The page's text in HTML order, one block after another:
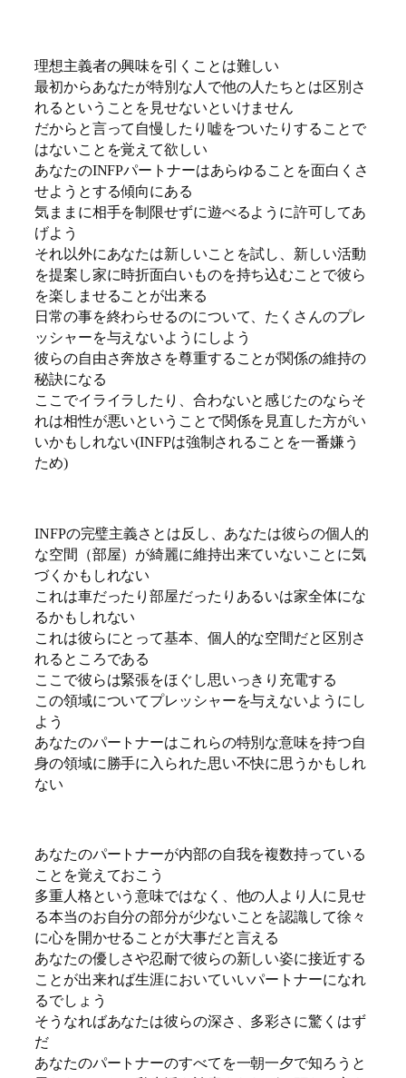
理想主義者の興味を引くことは難しい
最初からあなたが特別な人で他の人たちとは区別さ
れるということを見せないといけません
だからと言って自慢したり嘘をついたりすることで
はないことを覚えて欲しい
あなたのINFPパートナーはあらゆることを面白くさ
せようとする傾向にある
気ままに相手を制限せずに遊べるように許可してあ
げよう
それ以外にあなたは新しいことを試し、新しい活動
を提案し家に時折面白いものを持ち込むことで彼ら
を楽しませることが出来る
日常の事を終わらせるのについて、たくさんのプレ
ッシャーを与えないようにしよう
彼らの自由さ奔放さを尊重することが関係の維持の
秘訣になる
ここでイライラしたり、合わないと感じたのならそ
れは相性が悪いということで関係を見直した方がい
いかもしれない(INFPは強制されることを一番嫌う
ため)
INFPの完璧主義さとは反し、あなたは彼らの個人的
な空間（部屋）が綺麗に維持出来ていないことに気
づくかもしれない
これは車だったり部屋だったりあるいは家全体にな
るかもしれない
これは彼らにとって基本、個人的な空間だと区別さ
れるところである
ここで彼らは緊張をほぐし思いっきり充電する
この領域についてプレッシャーを与えないようにし
よう
あなたのパートナーはこれらの特別な意味を持つ自
身の領域に勝手に入られた思い不快に思うかもしれ
ない
あなたのパートナーが内部の自我を複数持っている
ことを覚えておこう
多重人格という意味ではなく、他の人より人に見せ
る本当のお自分の部分が少ないことを認識して徐々
に心を開かせることが大事だと言える
あなたの優しさや忍耐で彼らの新しい姿に接近する
ことが出来れば生涯においていいパートナーになれ
るでしょう
そうなればあなたは彼らの深さ、多彩さに驚くはず
だ
あなたのパートナーのすべてを一朝一夕で知ろうと